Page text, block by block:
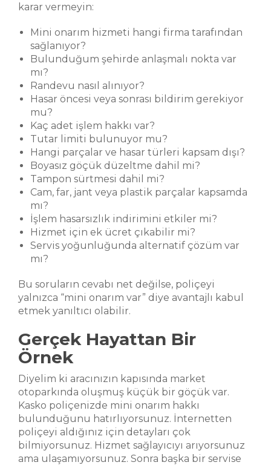
karar vermeyin:
Mini onarım hizmeti hangi firma tarafından
sağlanıyor?
Bulunduğum şehirde anlaşmalı nokta var
mı?
Randevu nasıl alınıyor?
Hasar öncesi veya sonrası bildirim gerekiyor
mu?
Kaç adet işlem hakkı var?
Tutar limiti bulunuyor mu?
Hangi parçalar ve hasar türleri kapsam dışı?
Boyasız göçük düzeltme dahil mi?
Tampon sürtmesi dahil mi?
Cam, far, jant veya plastik parçalar kapsamda
mı?
İşlem hasarsızlık indirimini etkiler mi?
Hizmet için ek ücret çıkabilir mi?
Servis yoğunluğunda alternatif çözüm var
mı?
Bu soruların cevabı net değilse, poliçeyi
yalnızca “mini onarım var” diye avantajlı kabul
etmek yanıltıcı olabilir.
Gerçek Hayattan Bir
Örnek
Diyelim ki aracınızın kapısında market
otoparkında oluşmuş küçük bir göçük var.
Kasko poliçenizde mini onarım hakkı
bulunduğunu hatırlıyorsunuz. İnternetten
poliçeyi aldığınız için detayları çok
bilmiyorsunuz. Hizmet sağlayıcıyı arıyorsunuz
ama ulaşamıyorsunuz. Sonra başka bir servise